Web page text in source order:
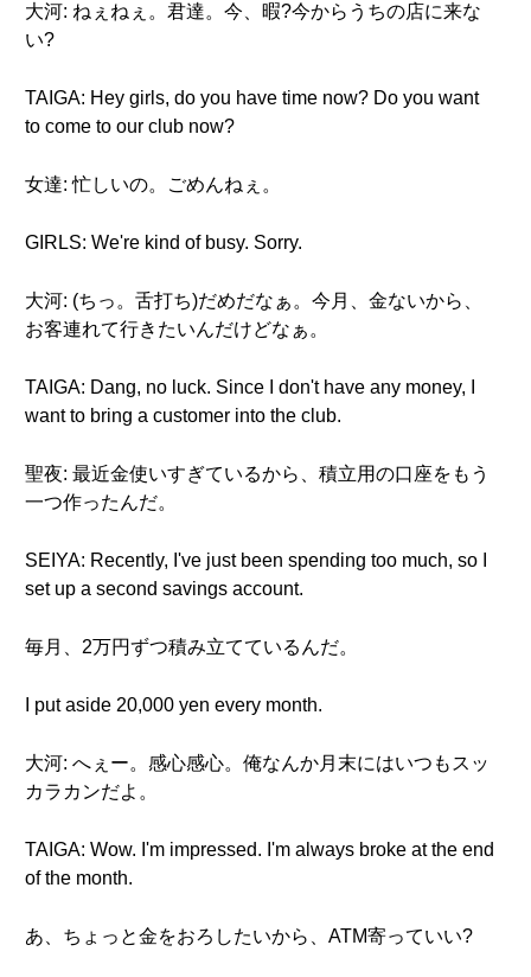
大河: ねぇねぇ。君達。今、暇?今からうちの店に来な
い?
TAIGA: Hey girls, do you have time now? Do you want
to come to our club now?
女達: 忙しいの。ごめんねぇ。
GIRLS: We're kind of busy. Sorry.
大河: (ちっ。舌打ち)だめだなぁ。今月、金ないから、
お客連れて行きたいんだけどなぁ。
TAIGA: Dang, no luck. Since I don't have any money, I
want to bring a customer into the club.
聖夜: 最近金使いすぎているから、積立用の口座をもう
一つ作ったんだ。
SEIYA: Recently, I've just been spending too much, so I
set up a second savings account.
毎月、2万円ずつ積み立てているんだ。
I put aside 20,000 yen every month.
大河: へぇー。感心感心。俺なんか月末にはいつもスッ
カラカンだよ。
TAIGA: Wow. I'm impressed. I'm always broke at the end
of the month.
あ、ちょっと金をおろしたいから、ATM寄っていい?